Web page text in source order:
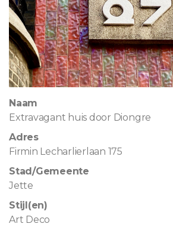
Naam
Extravagant huis door Diongre
Adres
Firmin Lecharlierlaan 175
Stad/Gemeente
Jette
Stijl(en)
Art Deco